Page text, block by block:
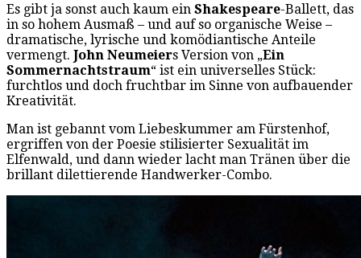
Es gibt ja sonst auch kaum ein Shakespeare-Ballett, das
in so hohem Ausmaß – und auf so organische Weise –
dramatische, lyrische und komödiantische Anteile
vermengt. John Neumeiers Version von „Ein
Sommernachtstraum“ ist ein universelles Stück:
furchtlos und doch fruchtbar im Sinne von aufbauender
Kreativität.
Man ist gebannt vom Liebeskummer am Fürstenhof,
ergriffen von der Poesie stilisierter Sexualität im
Elfenwald, und dann wieder lacht man Tränen über die
brillant dilettierende Handwerker-Combo.